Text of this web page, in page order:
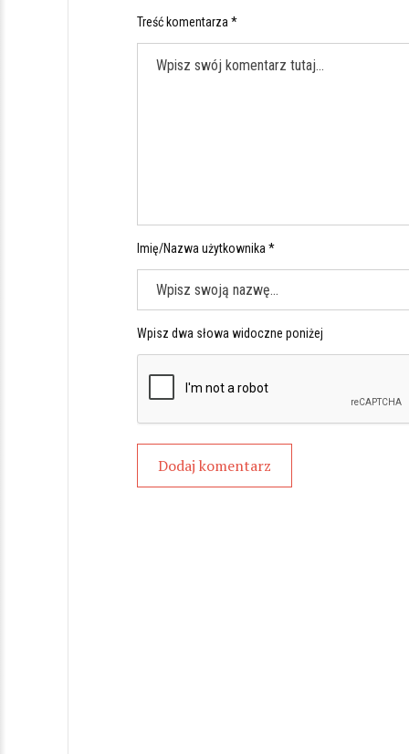
Treść komentarza *
Imię/Nazwa użytkownika *
Wpisz dwa słowa widoczne poniżej